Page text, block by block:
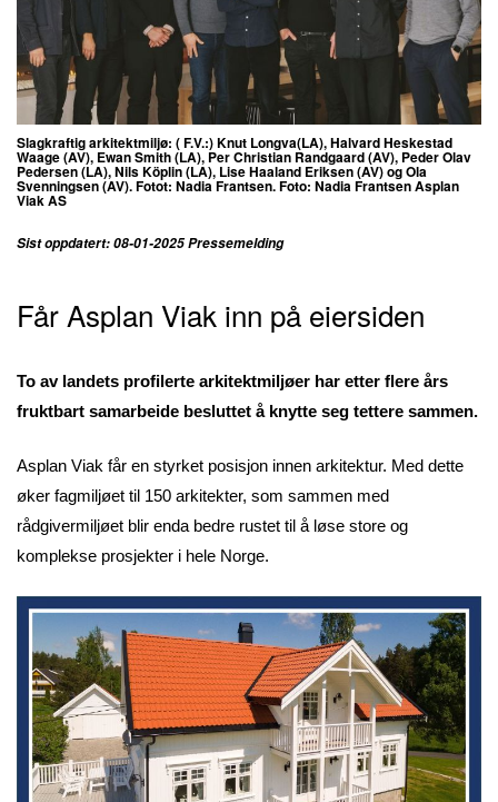
Slagkraftig arkitektmiljø: ( F.V.:) Knut Longva(LA), Halvard Heskestad
Waage (AV), Ewan Smith (LA), Per Christian Randgaard (AV), Peder Olav
Pedersen (LA), Nils Köplin (LA), Lise Haaland Eriksen (AV) og Ola
Svenningsen (AV). Fotot: Nadia Frantsen. Foto: Nadia Frantsen Asplan
Viak AS
Sist oppdatert: 08-01-2025 Pressemelding
Får Asplan Viak inn på eiersiden
To av landets profilerte arkitektmiljøer har etter flere års
fruktbart samarbeide besluttet å knytte seg tettere sammen.
Asplan Viak får en styrket posisjon innen arkitektur. Med dette
øker fagmiljøet til 150 arkitekter, som sammen med
rådgivermiljøet blir enda bedre rustet til å løse store og
komplekse prosjekter i hele Norge.